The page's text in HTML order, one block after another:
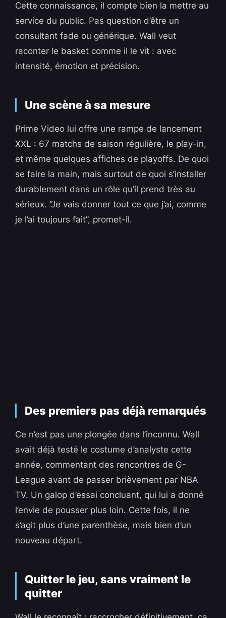
Cette connaissance, il compte bien la mettre au
service du public. Pas question d’être un
consultant fade ou générique. Wall veut
raconter le basket comme il le vit : avec
intensité, émotion et précision.
Une scène à sa mesure
Prime Video lui offre une rampe de lancement
XXL : 67 matchs de saison régulière, le play-in,
et même quelques affiches de playoffs. De quoi
se faire la main, mais surtout de quoi s’installer
durablement dans un rôle qu’il prend très au
sérieux. “Je vais donner tout ce que j’ai, comme
je l’ai toujours fait”, promet-il.
Des premiers pas déjà remarqués
Ce n’est pas une plongée dans l’inconnu. Wall
avait déjà testé le costume d’analyste cette
année, commentant des rencontres de G-
League avant de passer brièvement par NBA
TV. Un galop d’essai concluant, qui lui a donné
l’envie de pousser plus loin. Cette fois, il ne
s’agit plus d’une parenthèse, mais bien d’un
nouveau départ.
Quitter le jeu, sans vraiment le
quitter